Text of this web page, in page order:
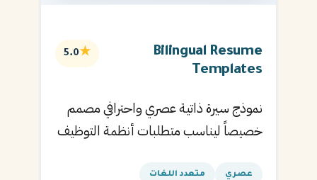
Bilingual Resume
Templates
★
5.0
نموذج سيرة ذاتية عصري واحترافي مصمم
خصيصاً ليناسب متطلبات أنظمة التوظيف
القادمة.
عصري متعدد اللغات